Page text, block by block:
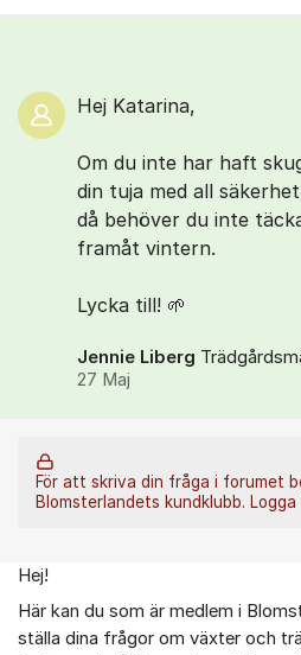
Hej Katarina,
Om du inte har haft
din tuja med all
då behöver du inte
framåt vintern.
Lycka till! 🌱
Jennie Liberg
27 Maj
För att skriva din fråga i forumet
Blomsterlandets kundklubb. Logga
Om forumet
Hej!
Här kan du som är medlem i
ställa dina frågor om växter och